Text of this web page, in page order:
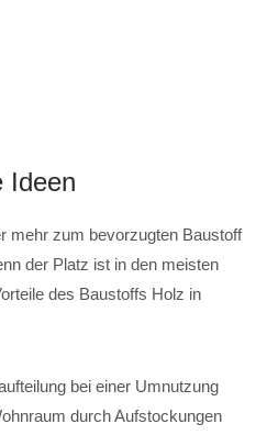
Ideen
mehr zum bevorzugten Baustoff
der Platz ist in den meisten
des Baustoffs Holz in
bei einer Umnutzung
durch Aufstockungen